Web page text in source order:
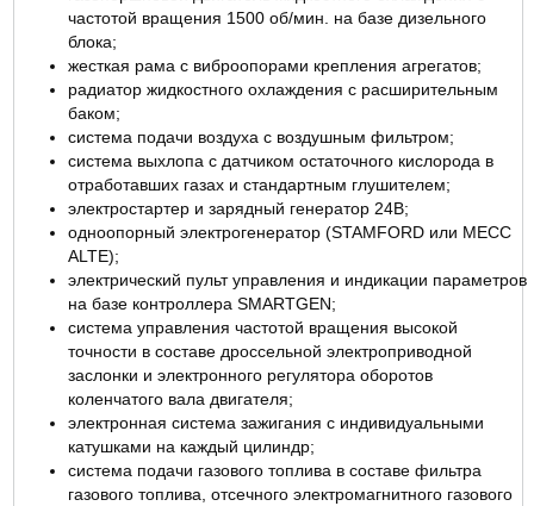
частотой вращения 1500 об/мин. на базе дизельного
блока;
жесткая рама с виброопорами крепления агрегатов;
радиатор жидкостного охлаждения с расширительным
баком;
система подачи воздуха с воздушным фильтром;
система выхлопа с датчиком остаточного кислорода в
отработавших газах и стандартным глушителем;
электростартер и зарядный генератор 24В;
одноопорный электрогенератор (STAMFORD или MECC
ALTE);
электрический пульт управления и индикации параметров
на базе контроллера SMARTGEN;
система управления частотой вращения высокой
точности в составе дроссельной электроприводной
заслонки и электронного регулятора оборотов
коленчатого вала двигателя;
электронная система зажигания с индивидуальными
катушками на каждый цилиндр;
система подачи газового топлива в составе фильтра
газового топлива, отсечного электромагнитного газового